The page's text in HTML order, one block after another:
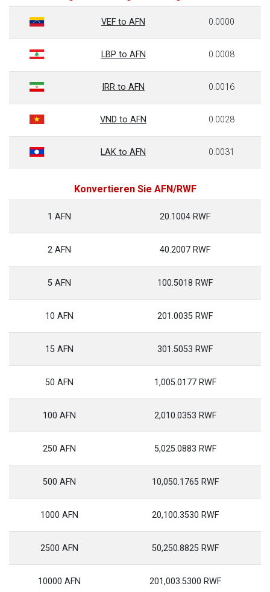
VEF to AFN 0.0000
LBP to AFN 0.0008
IRR to AFN 0.0016
VND to AFN 0.0028
LAK to AFN 0.0031
Konvertieren Sie AFN/RWF
1 AFN 20.1004 RWF
2 AFN 40.2007 RWF
5 AFN 100.5018 RWF
10 AFN 201.0035 RWF
15 AFN 301.5053 RWF
50 AFN 1,005.0177 RWF
100 AFN 2,010.0353 RWF
250 AFN 5,025.0883 RWF
500 AFN 10,050.1765 RWF
1000 AFN 20,100.3530 RWF
2500 AFN 50,250.8825 RWF
10000 AFN 201,003.5300 RWF